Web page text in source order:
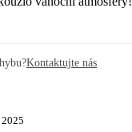
Kontaktujte nás